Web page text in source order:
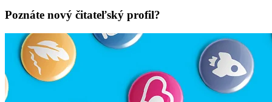
Poznáte nový čitateľský profil?